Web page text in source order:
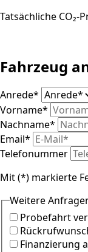
Tatsächliche CO₂-
Fahrzeug
Anrede*
Vorname*
Nachname*
Email*
Telefonummer
Mit (*) markierte
Weitere
Probefahrt
Finanzierung